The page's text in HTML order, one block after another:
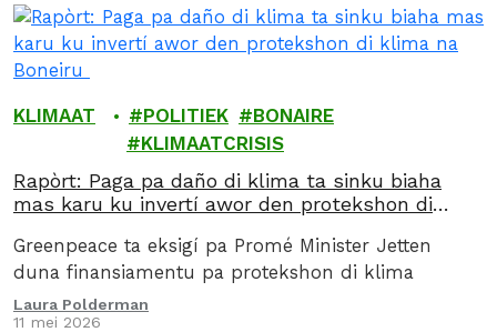
KLIMAAT POLITIEK
BONAIRE
KLIMAATCRISIS
Rapòrt: Paga pa daño di klima ta sinku biaha
mas karu ku invertí awor den protekshon di
Greenpeace ta eksigí pa Promé Minister Jetten
duna finansiamentu pa protekshon di klima
Laura Polderman
11 mei 2026